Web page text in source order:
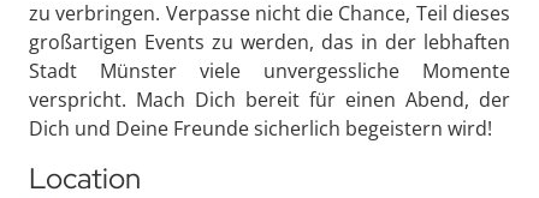
zu verbringen. Verpasse nicht die Chance, Teil dieses
großartigen Events zu werden, das in der lebhaften
Stadt Münster viele unvergessliche Momente
verspricht. Mach Dich bereit für einen Abend, der
Dich und Deine Freunde sicherlich begeistern wird!
Location